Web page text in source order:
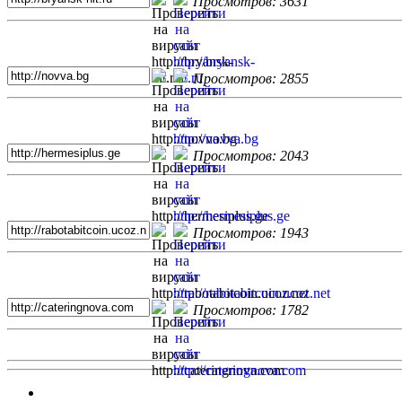
Просмотров: 2855
Просмотров: 2043
Просмотров: 1943
Просмотров: 1782